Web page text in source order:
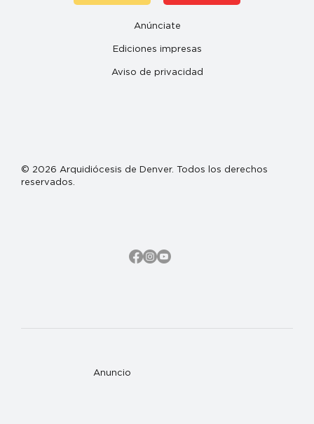
Anuncio
Anúnciate
Ediciones impresas
Aviso de privacidad
© 2026 Arquidiócesis de Denver. Todos los derechos
reservados.